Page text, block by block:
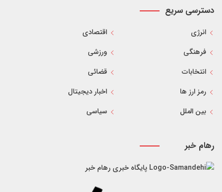
دسترسی سریع
انرژی
اقتصادی
فرهنگی
ورزشی
انتخابات
قضائی
رمز ارز ها
اخبار دیجیتال
بین الملل
سیاسی
رهام خبر
پایگاه خبری رهام خبر